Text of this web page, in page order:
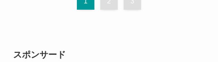
スポンサード